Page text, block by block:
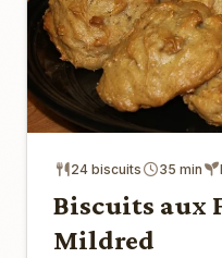
24 biscuits 35 min
Biscuits aux
Mildred